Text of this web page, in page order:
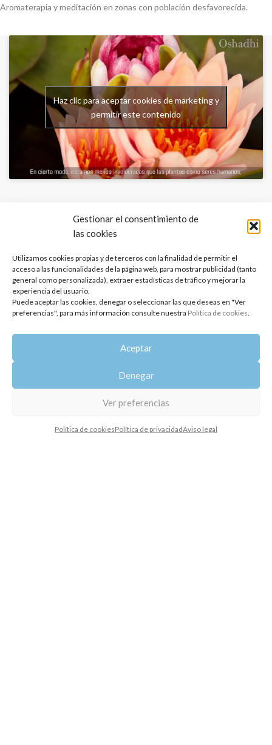
Gestionar el consentimiento de
las cookies
Utilizamos cookies propias y de terceros con la finalidad de permitir el
acceso a las funcionalidades de la página web, para mostrar publicidad (tanto
general como personalizada), extraer estadísticas de tráfico y mejorar la
experiencia del usuario.
Puede aceptar las cookies, denegar o seleccionar las que deseas en "Ver
preferencias", para más información consulte nuestra Política de cookies.
Aceptar
Denegar
Ver preferencias
Política de cookiesPolítica de privacidadAviso legal
Aromaterapia y meditación en zonas con población desfavorecida.
Haz clic para aceptar cookies de marketing y
permitir este contenido
Descubreel origen y la filosofía
El principio deOshadhi, es elegir productores comprometidos con